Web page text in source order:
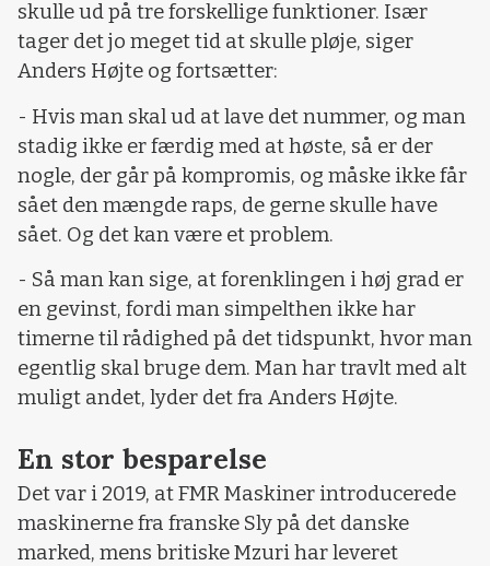
skulle ud på tre forskellige funktioner. Især
tager det jo meget tid at skulle pløje, siger
Anders Højte og fortsætter:
- Hvis man skal ud at lave det nummer, og man
stadig ikke er færdig med at høste, så er der
nogle, der går på kompromis, og måske ikke får
sået den mængde raps, de gerne skulle have
sået. Og det kan være et problem.
- Så man kan sige, at forenklingen i høj grad er
en gevinst, fordi man simpelthen ikke har
timerne til rådighed på det tidspunkt, hvor man
egentlig skal bruge dem. Man har travlt med alt
muligt andet, lyder det fra Anders Højte.
En stor besparelse
Det var i 2019, at FMR Maskiner introducerede
maskinerne fra franske Sly på det danske
marked, mens britiske Mzuri har leveret